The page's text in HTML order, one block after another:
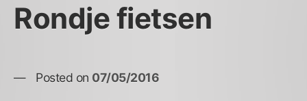
Rondje fietsen
Posted on 07/05/2016